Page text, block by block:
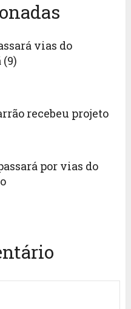
vias do
recebeu projeto
por vias do